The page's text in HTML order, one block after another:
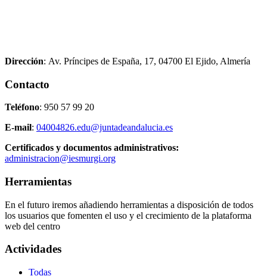
Dirección: Av. Príncipes de España, 17, 04700 El Ejido, Almería
Contacto
Teléfono: 950 57 99 20
E-mail: 04004826.edu@juntadeandalucia.es
Certificados y documentos administrativos:
administracion@iesmurgi.org
Herramientas
En el futuro iremos añadiendo herramientas a disposición de todos
los usuarios que fomenten el uso y el crecimiento de la plataforma
web del centro
Actividades
Todas